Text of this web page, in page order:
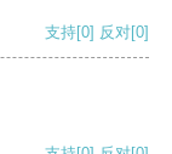
支持[0] 反对[0]